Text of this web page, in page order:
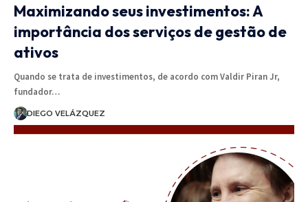
Maximizando seus investimentos: A
importância dos serviços de gestão de
ativos
Quando se trata de investimentos, de acordo com Valdir Piran Jr,
fundador…
DIEGO VELÁZQUEZ